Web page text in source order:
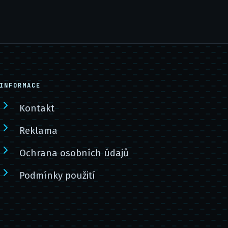
INFORMACE
Kontakt
Reklama
Ochrana osobních údajů
Podmínky použití